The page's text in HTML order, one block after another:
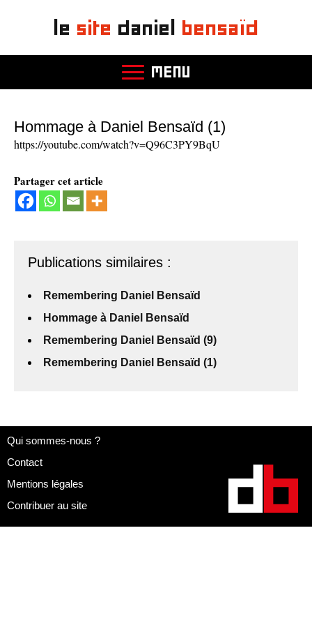
le site daniel bensaïd
MENU
Hommage à Daniel Bensaïd (1)
https://youtube.com/watch?v=Q96C3PY9BqU
Partager cet article
Publications similaires :
Remembering Daniel Bensaïd
Hommage à Daniel Bensaïd
Remembering Daniel Bensaïd (9)
Remembering Daniel Bensaïd (1)
Qui sommes-nous ?
Contact
Mentions légales
Contribuer au site